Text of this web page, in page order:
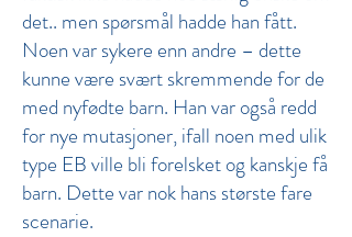
det.. men spørsmål hadde han fått.
Noen var sykere enn andre – dette
kunne være svært skremmende for de
med nyfødte barn. Han var også redd
for nye mutasjoner, ifall noen med ulik
type EB ville bli forelsket og kanskje få
barn. Dette var nok hans største fare
scenarie.